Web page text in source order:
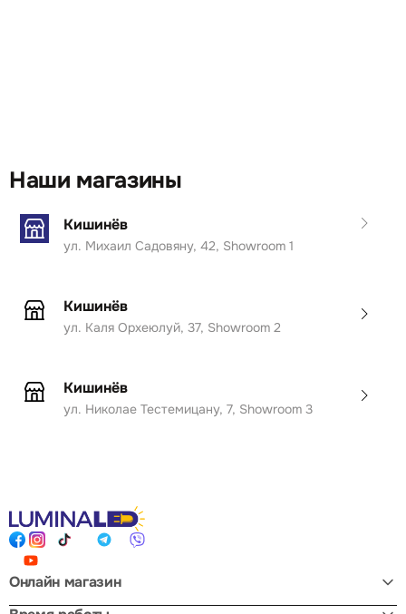
Наши магазины
Кишинёв
ул. Михаил Садовяну, 42, Showroom 1
Кишинёв
ул. Каля Орхеюлуй, 37, Showroom 2
Кишинёв
ул. Николае Тестемицану, 7, Showroom 3
Онлайн магазин